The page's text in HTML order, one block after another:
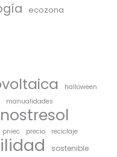
ecozona
halloween
manualidades
nostresol
pniec precio
reciclaje
sostenible